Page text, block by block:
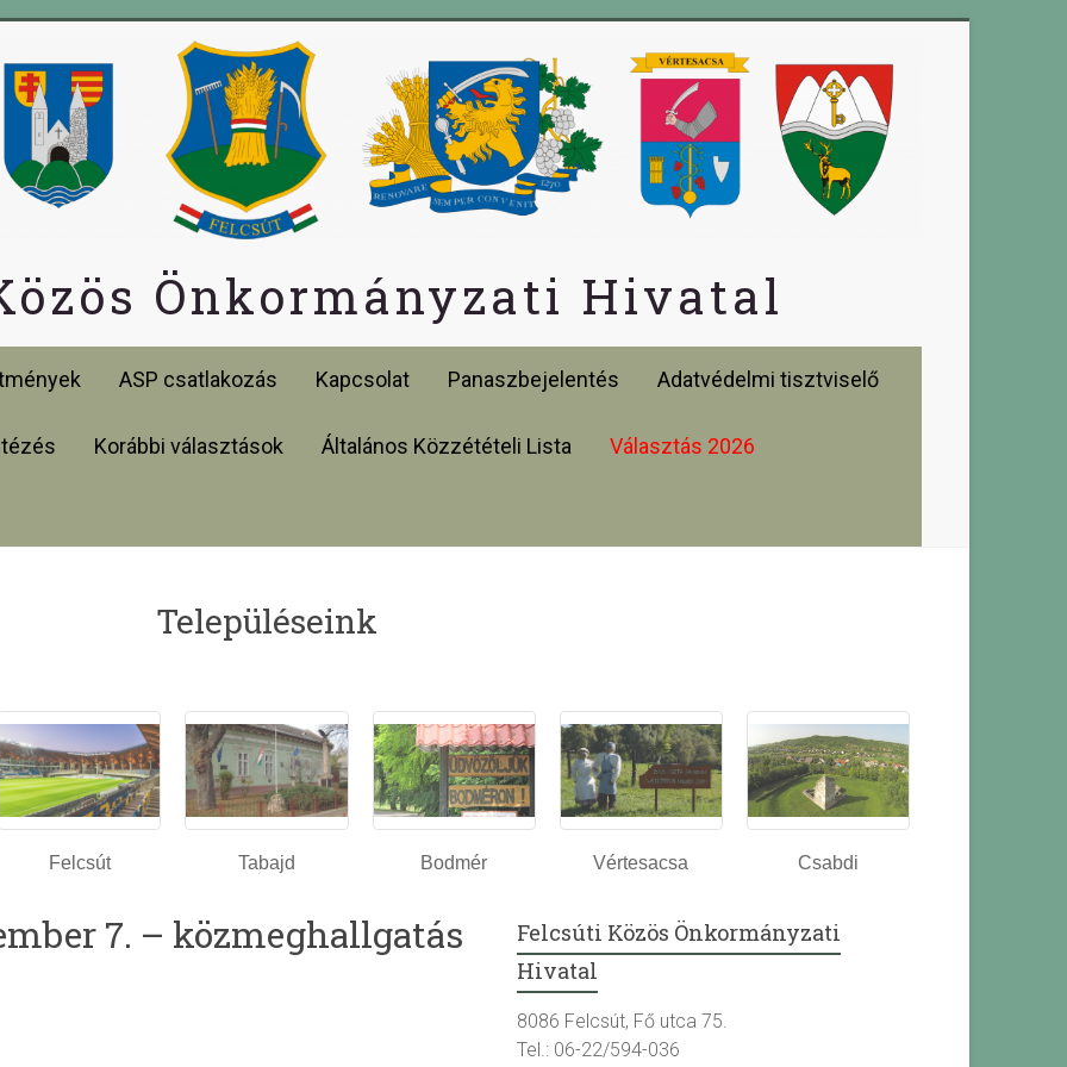
Önkormányzati Hivatal
ASP csatlakozás Kapcsolat Panaszbejelentés Adatvédelmi tisztviselő
Korábbi választások Általános Közzétételi Lista Választás 2026
Településeink
Felcsút Tabajd Bodmér Vértesacsa Csabdi
7. – közmeghallgatás
Felcsúti Közös Önkormányzati
Hivatal
8086 Felcsút, Fő utca 75.
Tel.: 06-22/594-036